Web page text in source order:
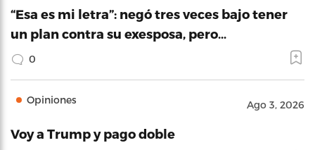
“Esa es mi letra”: negó tres veces bajo tener
un plan contra su exesposa, pero…
0
Opiniones Ago 3, 2026
Voy a Trump y pago doble